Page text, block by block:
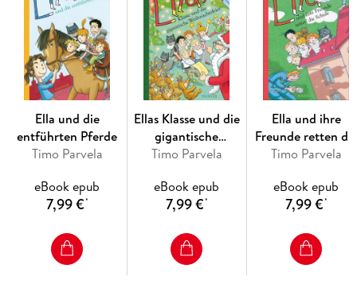
Ella und die
entführten Pferde
Timo Parvela
eBook epub
7,99 €*
Ellas Klasse und die
gigantische
Weihnachtsfeier
Timo Parvela
eBook epub
7,99 €*
Ella und ihre
Freunde retten die
Schule
Timo Parvela
eBook epub
7,99 €*